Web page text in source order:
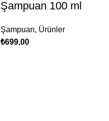
Şampuan 100 ml
Şampuan, Ürünler
₺699,00